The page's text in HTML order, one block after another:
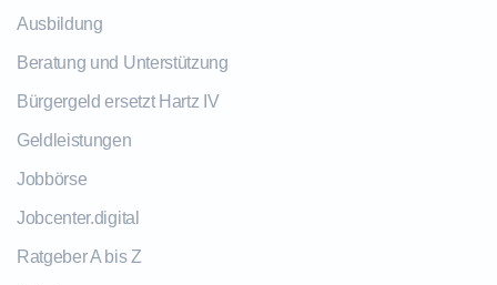
Ausbildung
Beratung und Unterstützung
Bürgergeld ersetzt Hartz IV
Geldleistungen
Jobbörse
Jobcenter.digital
Ratgeber A bis Z